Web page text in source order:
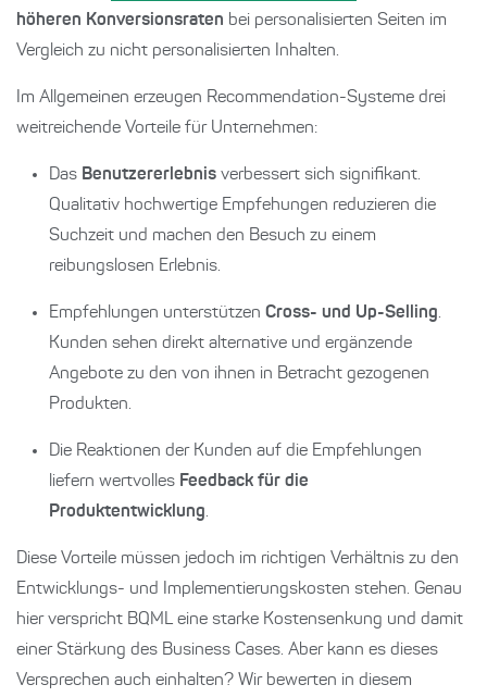
höheren Konversionsraten bei personalisierten Seiten im
Vergleich zu nicht personalisierten Inhalten.
Im Allgemeinen erzeugen Recommendation-Systeme drei
weitreichende Vorteile für Unternehmen:
Das Benutzererlebnis verbessert sich signifikant.
Qualitativ hochwertige Empfehungen reduzieren die
Suchzeit und machen den Besuch zu einem
reibungslosen Erlebnis.
Empfehlungen unterstützen Cross- und Up-Selling.
Kunden sehen direkt alternative und ergänzende
Angebote zu den von ihnen in Betracht gezogenen
Produkten.
Die Reaktionen der Kunden auf die Empfehlungen
liefern wertvolles Feedback für die
Produktentwicklung.
Diese Vorteile müssen jedoch im richtigen Verhältnis zu den
Entwicklungs- und Implementierungskosten stehen. Genau
hier verspricht BQML eine starke Kostensenkung und damit
einer Stärkung des Business Cases. Aber kann es dieses
Versprechen auch einhalten? Wir bewerten in diesem